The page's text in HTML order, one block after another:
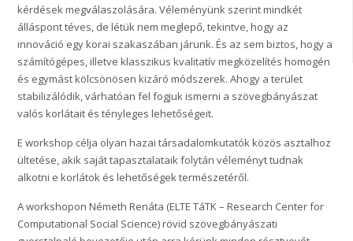
kérdések megválaszolására. Véleményünk szerint mindkét
álláspont téves, de létük nem meglepő, tekintve, hogy az
innováció egy korai szakaszában járunk. És az sem biztos, hogy a
számítógépes, illetve klasszikus kvalitatív megközelítés homogén
és egymást kölcsönösen kizáró módszerek. Ahogy a terület
stabilizálódik, várhatóan fel fogjuk ismerni a szövegbányászat
valós korlátait és tényleges lehetőségeit.
E workshop célja olyan hazai társadalomkutatók közös asztalhoz
ültetése, akik saját tapasztalataik folytán véleményt tudnak
alkotni e korlátok és lehetőségek természetéről.
A workshopon Németh Renáta (ELTE TáTK – Research Center for
Computational Social Science) rövid szövegbányászati